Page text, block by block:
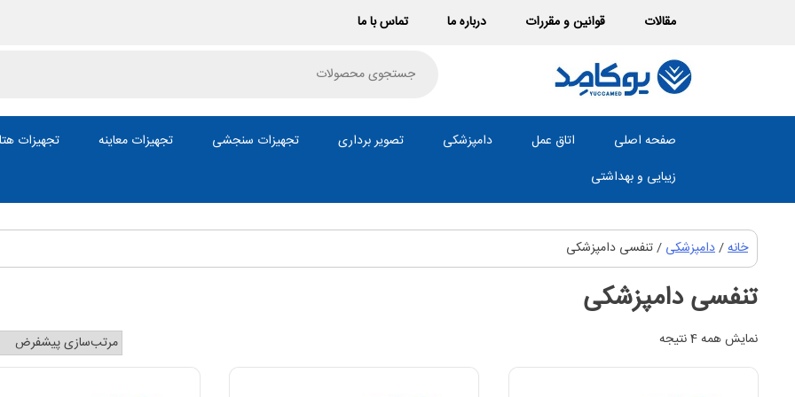
مقالات قوانین و مقررات درباره ما تماس با ما
search
صفحه اصلی اتاق عمل دامپزشکی تصویر برداری تجهیزات سنجشی تجهیزات معاینه تجهیزات
زیبایی و بهداشتی
خانه/دامپزشکی / تنفسی دامپزشکی
تنفسی دامپزشکی
نمایش همه 4 نتیجه